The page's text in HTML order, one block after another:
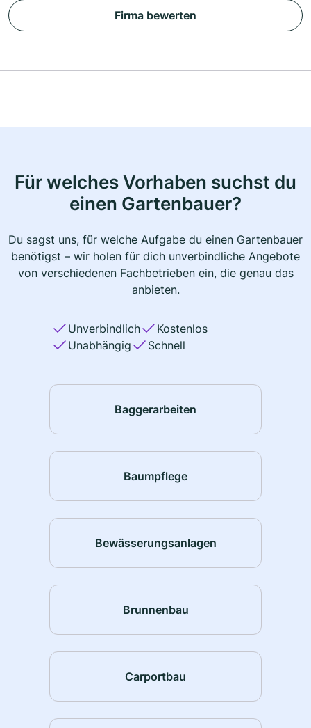
Firma bewerten
Für welches Vorhaben suchst du
einen Gartenbauer?
Du sagst uns, für welche Aufgabe du einen Gartenbauer
benötigst – wir holen für dich unverbindliche Angebote
von verschiedenen Fachbetrieben ein, die genau das
anbieten.
Unverbindlich
Kostenlos
Unabhängig
Schnell
Baggerarbeiten
Baumpflege
Bewässerungsanlagen
Brunnenbau
Carportbau